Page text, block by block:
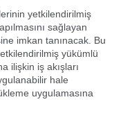
yetkilendirilmiş
sağlayan
imkan tanınacak. Bu
yükümlü
ilişkin iş akışları
hale
uygulamasına